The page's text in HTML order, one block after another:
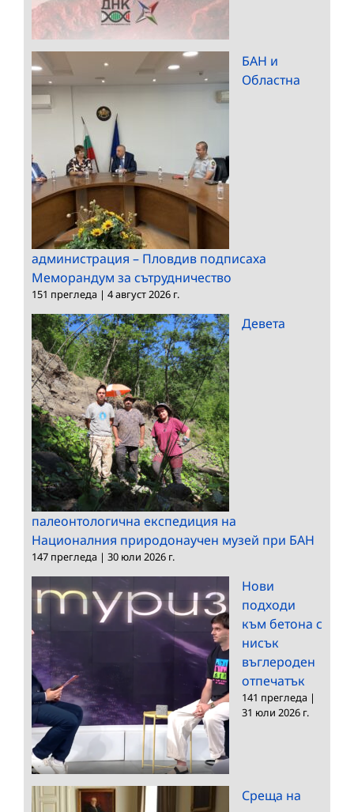
БАН и
Областна
администрация – Пловдив подписаха
Меморандум за сътрудничество
151 прегледа | 4 август 2026 г.
Девета
палеонтологична експедиция на
Националния природонаучен музей при БАН
147 прегледа | 30 юли 2026 г.
Нови
подходи
към бетона с
нисък
въглероден
отпечатък
141 прегледа |
31 юли 2026 г.
Среща на